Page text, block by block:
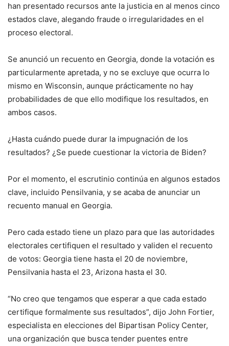
han presentado recursos ante la justicia en al menos cinco
estados clave, alegando fraude o irregularidades en el
proceso electoral.
Se anunció un recuento en Georgia, donde la votación es
particularmente apretada, y no se excluye que ocurra lo
mismo en Wisconsin, aunque prácticamente no hay
probabilidades de que ello modifique los resultados, en
ambos casos.
¿Hasta cuándo puede durar la impugnación de los
resultados? ¿Se puede cuestionar la victoria de Biden?
Por el momento, el escrutinio continúa en algunos estados
clave, incluido Pensilvania, y se acaba de anunciar un
recuento manual en Georgia.
Pero cada estado tiene un plazo para que las autoridades
electorales certifiquen el resultado y validen el recuento
de votos: Georgia tiene hasta el 20 de noviembre,
Pensilvania hasta el 23, Arizona hasta el 30.
“No creo que tengamos que esperar a que cada estado
certifique formalmente sus resultados”, dijo John Fortier,
especialista en elecciones del Bipartisan Policy Center,
una organización que busca tender puentes entre